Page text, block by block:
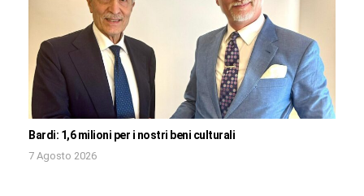
Bardi: 1,6 milioni per i nostri beni culturali
7 Agosto 2026